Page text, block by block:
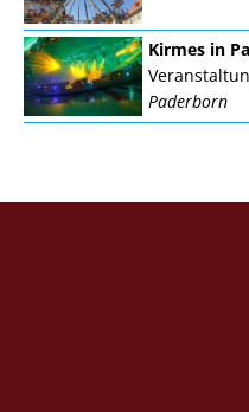
Kirmes in
Paderborn